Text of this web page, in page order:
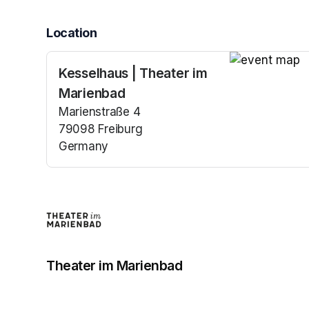
Location
Kesselhaus | Theater im
Marienbad
Marienstraße 4
79098 Freiburg
Germany
Theater im Marienbad